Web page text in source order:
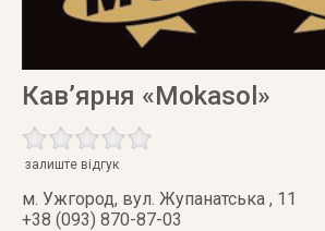
Кав’ярня «Mokasol»
залиште відгук
м. Ужгород, вул. Жупанатська , 11
+38 (093) 870-87-03